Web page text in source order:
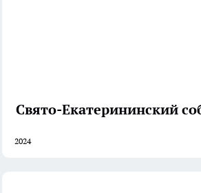
Свято-Екатерининский
2024